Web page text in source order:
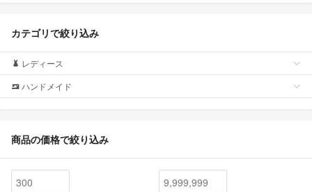
カテゴリで絞り込み
レディース
ハンドメイド
商品の価格で絞り込み